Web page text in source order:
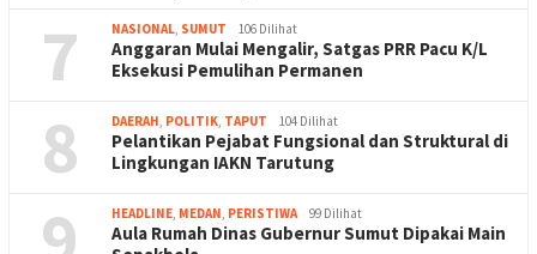
7 NASIONAL, SUMUT 106 Dilihat
Anggaran Mulai Mengalir, Satgas PRR Pacu K/L
Eksekusi Pemulihan Permanen
8 DAERAH, POLITIK, TAPUT 104 Dilihat
Pelantikan Pejabat Fungsional dan Struktural di
Lingkungan IAKN Tarutung
HEADLINE, MEDAN, PERISTIWA 99 Dilihat
Aula Rumah Dinas Gubernur Sumut Dipakai Main